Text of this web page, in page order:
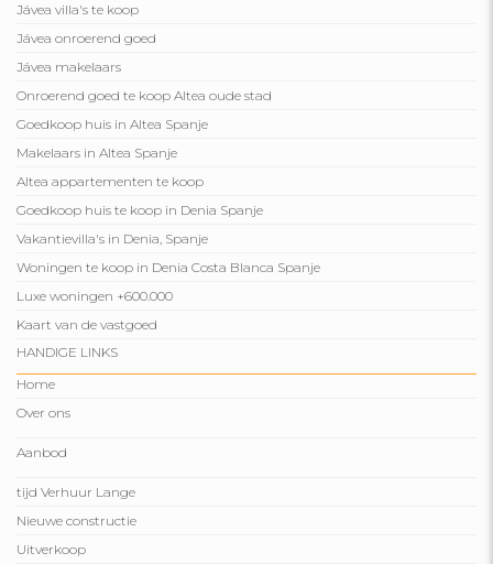
Jávea villa's te koop
Jávea onroerend goed
Jávea makelaars
Onroerend goed te koop Altea oude stad
Goedkoop huis in Altea Spanje
Makelaars in Altea Spanje
Altea appartementen te koop
Goedkoop huis te koop in Denia Spanje
Vakantievilla's in Denia, Spanje
Woningen te koop in Denia Costa Blanca Spanje
Luxe woningen +600.000
Kaart van de vastgoed
HANDIGE LINKS
Home
Over ons
Aanbod
tijd Verhuur Lange
Nieuwe constructie
Uitverkoop